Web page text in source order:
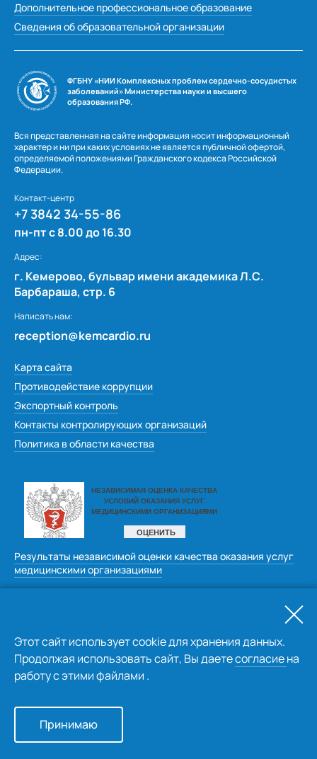
Дополнительное профессиональное образование
Сведения об образовательной организации
ФГБНУ «НИИ Комплексных проблем сердечно-сосудистых
заболеваний» Министерства науки и высшего
образования РФ.
Вся представленная на сайте информация носит информационный
характер и ни при каких условиях не является публичной офертой,
определяемой положениями Гражданского кодекса Российской
Федерации.
Контакт-центр
+7 3842 34-55-86
пн-пт с 8.00 до 16.30
Адрес:
г. Кемерово, бульвар имени академика Л.С.
Барбараша, стр. 6
Написать нам:
reception@kemcardio.ru
Карта сайта
Противодействие коррупции
Экспортный контроль
Контакты контролирующих организаций
Политика в области качества
Результаты независимой оценки качества оказания услуг
медицинскими организациями
Создание сайта
«Пятое измерение» 2022
Этот сайт использует cookie для хранения данных.
Продолжая использовать сайт, Вы даетесогласиена
работу с этими файлами .
Принимаю